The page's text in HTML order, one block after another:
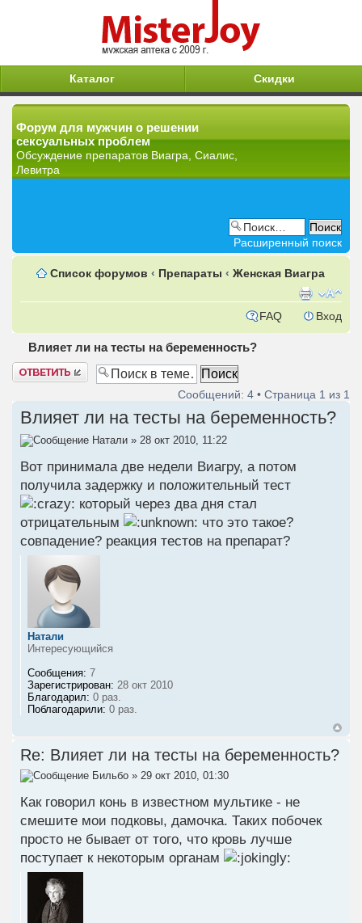
Каталог Скидки
Форум для мужчин о решении
сексуальных проблем
Обсуждение препаратов Виагра, Сиалис,
Левитра
Расширенный поиск
Список форумов ‹ Препараты ‹ Женская Виагра
FAQ Вход
Влияет ли на тесты на беременность?
Ответить
Сообщений: 4 • Страница 1 из 1
Влияет ли на тесты на беременность?
Натали » 28 окт 2010, 11:22
Вот принимала две недели Виагру, а потом
получила задержку и положительный тест
который через два дня стал
отрицательным
что это такое?
совпадение? реакция тестов на препарат?
Натали
Интересующийся
Сообщения: 7
Зарегистрирован: 28 окт 2010
Благодарил: 0 раз.
Поблагодарили: 0 раз.
Re: Влияет ли на тесты на беременность?
Бильбо » 29 окт 2010, 01:30
Как говорил конь в известном мультике - не
смешите мои подковы, дамочка. Таких побочек
просто не бывает от того, что кровь лучше
поступает к некоторым органам